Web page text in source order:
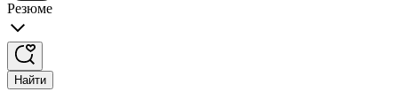
Резюме
Найти